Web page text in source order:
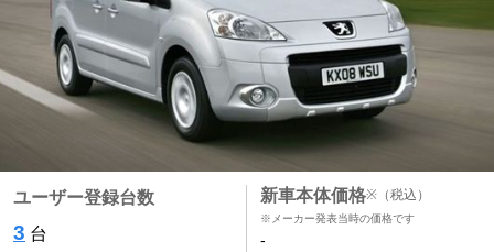
ユーザー登録台数
3 台
新車本体価格※ （税込）
※メーカー発表当時の価格です
-